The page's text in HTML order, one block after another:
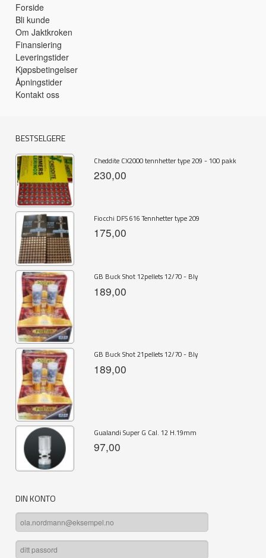
Forside
Bli kunde
Om Jaktkroken
Finansiering
Leveringstider
Kjøpsbetingelser
Åpningstider
Kontakt oss
BESTSELGERE
Cheddite CX2000 tennhetter type 209 - 100 pakk
230,00
Fiocchi DFS 616 Tennhetter type 209
175,00
GB Buck Shot 12pellets 12/70 - Bly
189,00
GB Buck Shot 21pellets 12/70 - Bly
189,00
Gualandi Super G Cal. 12 H.19mm
97,00
DIN KONTO